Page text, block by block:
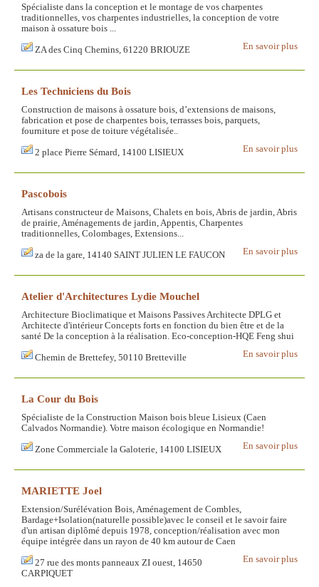
Spécialiste dans la conception et le montage de vos charpentes
traditionnelles, vos charpentes industrielles, la conception de votre
maison à ossature bois ...
En savoir plus
ZA des Cinq Chemins, 61220 BRIOUZE
Les Techniciens du Bois
Construction de maisons à ossature bois, d’extensions de maisons,
fabrication et pose de charpentes bois, terrasses bois, parquets,
fourniture et pose de toiture végétalisée..
En savoir plus
2 place Pierre Sémard, 14100 LISIEUX
Pascobois
Artisans constructeur de Maisons, Chalets en bois, Abris de jardin, Abris
de prairie, Aménagements de jardin, Appentis, Charpentes
traditionnelles, Colombages, Extensions...
En savoir plus
za de la gare, 14140 SAINT JULIEN LE FAUCON
Atelier d'Architectures Lydie Mouchel
Architecture Bioclimatique et Maisons Passives Architecte DPLG et
Architecte d'intérieur Concepts forts en fonction du bien être et de la
santé De la conception à la réalisation. Eco-conception-HQE Feng shui
En savoir plus
Chemin de Brettefey, 50110 Bretteville
La Cour du Bois
Spécialiste de la Construction Maison bois bleue Lisieux (Caen
Calvados Normandie). Votre maison écologique en Normandie!
En savoir plus
Zone Commerciale la Galoterie, 14100 LISIEUX
MARIETTE Joel
Extension/Surélévation Bois, Aménagement de Combles,
Bardage+Isolation(naturelle possible)avec le conseil et le savoir faire
d'un artisan diplômé depuis 1978, conception/réalisation avec mon
équipe intégrée dans un rayon de 40 km autour de Caen
En savoir plus
27 rue des monts panneaux ZI ouest, 14650
CARPIQUET